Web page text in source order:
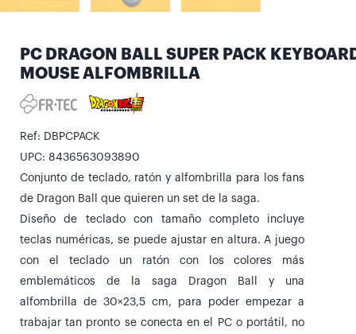
PC DRAGON BALL SUPER PACK
MOUSE ALFOMBRILLA
Ref: DBPCPACK
UPC: 8436563093890
Conjunto de teclado, ratón y alfombrilla para los fans
de Dragon Ball que quieren un set de la saga.
Diseño de teclado con tamaño completo incluye
teclas numéricas, se puede ajustar en altura. A juego
con el teclado un ratón con los colores más
emblemáticos de la saga Dragon Ball y una
alfombrilla de 30×23,5 cm, para poder empezar a
trabajar tan pronto se conecta en el PC o portátil, no